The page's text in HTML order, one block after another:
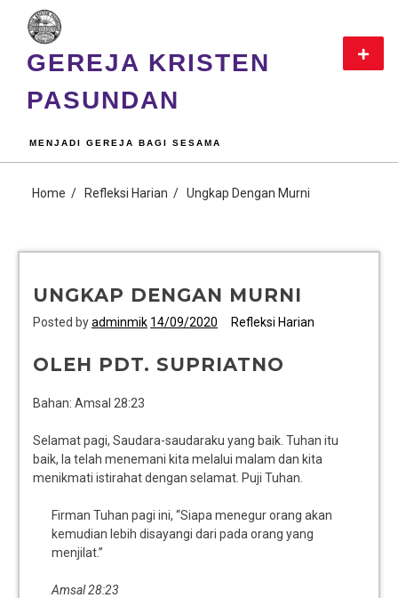
GEREJA KRISTEN
PASUNDAN
MENJADI GEREJA BAGI SESAMA
Home Refleksi Harian Ungkap Dengan Murni
UNGKAP DENGAN MURNI
Posted byadminmik 14/09/2020 Refleksi Harian
OLEH PDT. SUPRIATNO
Bahan: Amsal 28:23
Selamat pagi, Saudara-saudaraku yang baik. Tuhan itu
baik, Ia telah menemani kita melalui malam dan kita
menikmati istirahat dengan selamat. Puji Tuhan.
Firman Tuhan pagi ini, “Siapa menegur orang akan
kemudian lebih disayangi dari pada orang yang
menjilat.”
Amsal 28:23